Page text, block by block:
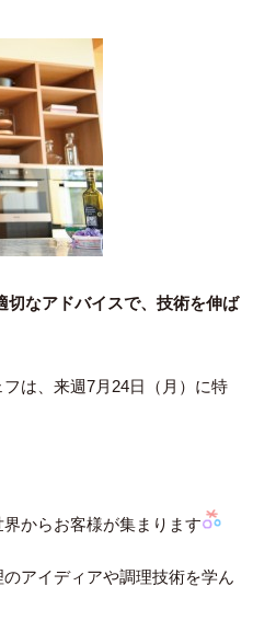
切なアドバイスで、技術を伸ば
は、来週7月24日（月）に特
からお客様が集まります
アイディアや調理技術を学ん